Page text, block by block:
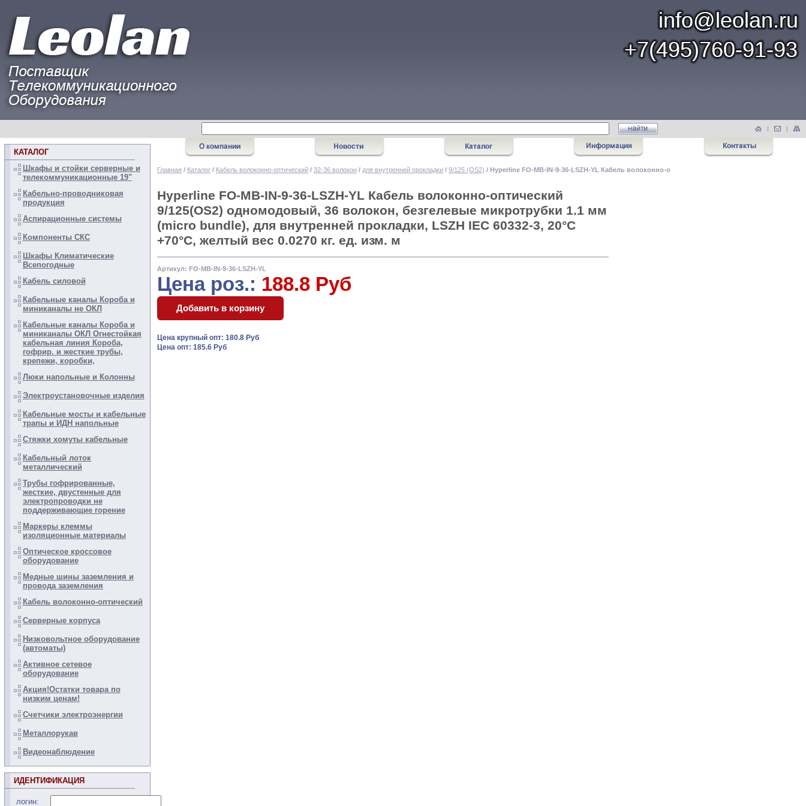
КАТАЛОГ
Шкафы и стойки серверные и
телекоммуникационные 19"
Кабельно-проводниковая
продукция
Аспирационные системы
Компоненты СКС
Шкафы Климатические
Всепогодные
Кабель силовой
Кабельные каналы Короба и
миниканалы не ОКЛ
Кабельные каналы Короба и
миниканалы ОКЛ Огнестойкая
кабельная линия Короба,
гофрир. и жесткие трубы,
крепежи, коробки,
Люки напольные и Колонны
Электроустановочные изделия
Кабельные мосты и кабельные
трапы и ИДН напольные
Стяжки хомуты кабельные
Кабельный лоток
металлический
Трубы гофрированные,
жесткие, двустенные для
электропроводки не
поддерживающие горение
Маркеры клеммы
изоляционные материалы
Оптическое кроссовое
оборудование
Медные шины заземления и
провода заземления
Кабель волоконно-оптический
Серверные корпуса
Низковольтное оборудование
(автоматы)
Активное сетевое
оборудование
Акция!Остатки товара по
низким ценам!
Счетчики электроэнергии
Металлорукав
Видеонаблюдение
ИДЕНТИФИКАЦИЯ
логин:
Главная / Каталог / Кабель волоконно-оптический /32-36 волокон / для внутренней прокладки /9/125 (OS2) / Hyperline FO-MB-IN-9-36-LSZH-YL Кабель волоконно-о
Hyperline FO-MB-IN-9-36-LSZH-YL Кабель волоконно-оптический
9/125(OS2) одномодовый, 36 волокон, безгелевые микротрубки 1.1 мм
(micro bundle), для внутренней прокладки, LSZH IEC 60332-3, 20°C
+70°C, желтый вес 0.0270 кг. ед. изм. м
Артикул: FO-MB-IN-9-36-LSZH-YL
Цена роз.: 188.8 Руб
Цена крупный опт: 180.8 Руб
Цена опт: 185.6 Руб